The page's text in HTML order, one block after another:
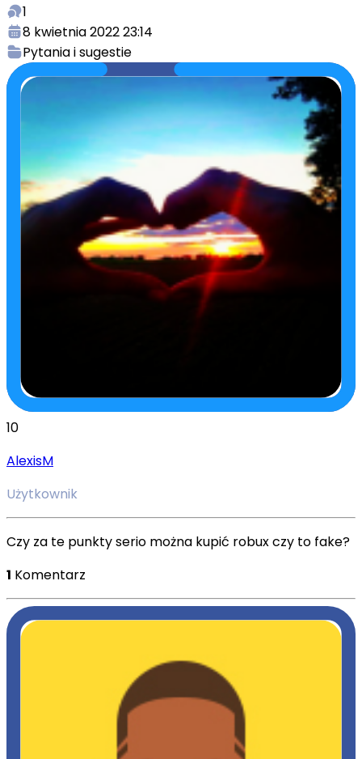
1
8 kwietnia 2022 23:14
Pytania i sugestie
10
AlexisM
Użytkownik
Czy za te punkty serio można kupić robux czy to fake?
1 Komentarz